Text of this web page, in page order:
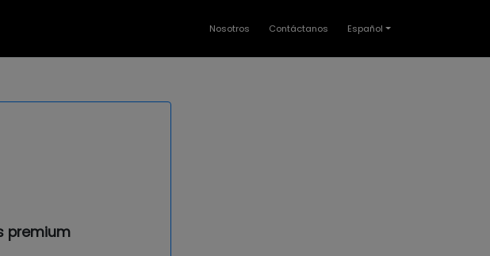
Nosotros Contáctanos Español
premium